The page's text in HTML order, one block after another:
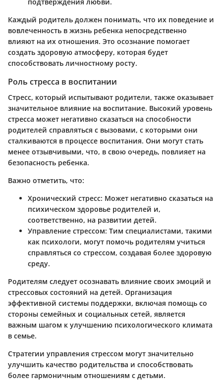
Каждый родитель должен понимать, что их поведение и
вовлеченность в жизнь ребенка непосредственно
влияют на их отношения. Это осознание помогает
создать здоровую атмосферу, которая будет
способствовать личностному росту.
Роль стресса в воспитании
Стресс, который испытывают родители, также оказывает
значительное влияние на воспитание. Высокий уровень
стресса может негативно сказаться на способности
родителей справляться с вызовами, с которыми они
сталкиваются в процессе воспитания. Они могут стать
менее отзывчивыми, что, в свою очередь, повлияет на
безопасность ребенка.
Важно отметить, что:
Хронический стресс: Может негативно сказаться на
психическом здоровье родителей и,
соответственно, на развитии детей.
Управление стрессом: Тим специалистами, такими
как психологи, могут помочь родителям учиться
справляться со стрессом, создавая более здоровую
среду.
Родителям следует осознавать влияние своих эмоций и
стрессовых состояний на детей. Организация
эффективной системы поддержки, включая помощь со
стороны семейных и социальных сетей, является
важным шагом к улучшению психологического климата
в семье.
Стратегии управления стрессом могут значительно
улучшить качество родительства и способствовать
более гармоничным отношениям с детьми.